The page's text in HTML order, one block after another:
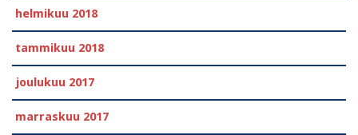
helmikuu 2018
tammikuu 2018
joulukuu 2017
marraskuu 2017